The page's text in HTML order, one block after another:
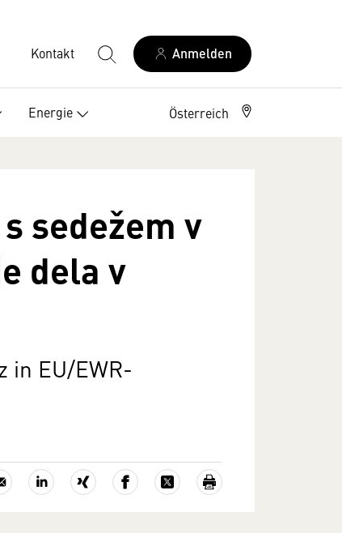
Kontakt Anmelden
Energie Österreich
sedežem v
dela v
in EU/EWR-